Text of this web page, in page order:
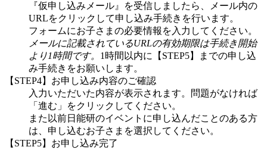
『仮申し込みメール』を受信しましたら、メール内の
URLをクリックして申し込み手続きを行います。
フォームにお子さまの必要情報を入力してください。
メールに記載されているURLの有効期限は手続き開始
より1時間です。 1時間以内に【STEP5】までの申し込
み手続きをお願いします。
【STEP4】お申し込み内容のご確認
入力いただいた内容が表示されます。問題がなければ
「進む」をクリックしてください。
また以前日能研のイベントに申し込んだことのある方
は、申し込むお子さまを選択してください。
【STEP5】お申し込み完了